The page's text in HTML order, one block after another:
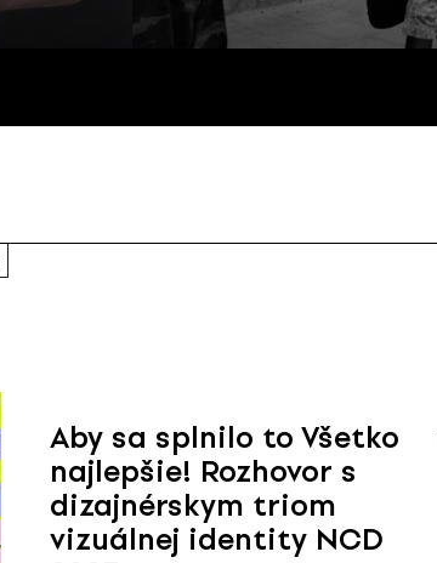
Aby sa splnilo to Všetko
najlepšie! Rozhovor s
dizajnérskym triom
vizuálnej identity NCD